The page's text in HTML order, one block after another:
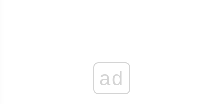
ad